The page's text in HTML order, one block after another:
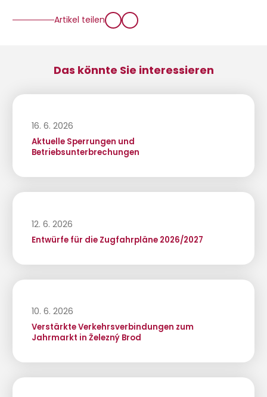
Artikel teilen
Das könnte Sie interessieren
16. 6. 2026
Aktuelle Sperrungen und
Betriebsunterbrechungen
12. 6. 2026
Entwürfe für die Zugfahrpläne 2026/2027
10. 6. 2026
Verstärkte Verkehrsverbindungen zum
Jahrmarkt in Železný Brod